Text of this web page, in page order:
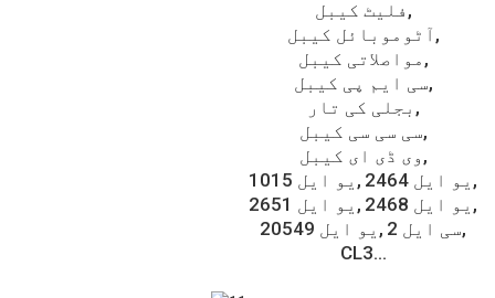
فلیٹ کیبل
آٹوموبائل کیبل
مواصلاتی کیبل
سی ایم پی کیبل
بجلی کی تار
سی سی سی کیبل
وی ڈی ای کیبل
یو ایل 1015
یو ایل 2464
یو ایل 2651
یو ایل 2468
یو ایل 20549
سی ایل 2
CL3...